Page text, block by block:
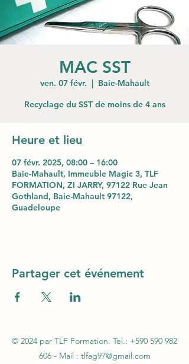
MAC SST
ven. 07 févr.
  |
Baie-Mahault
Recyclage du SST de moins de 4 ans
Heure et lieu
07 févr. 2025, 08:00 – 16:00
Baie-Mahault, Immeuble Magic 3, TLF
FORMATION, ZI JARRY, 97122 Rue Jean
Gothland, Baie-Mahault 97122,
Guadeloupe
Partager cet événement
© 2024 par TLF Formation. Tel.: +590 590 982
606- Mail : tlfag97@gmail.com